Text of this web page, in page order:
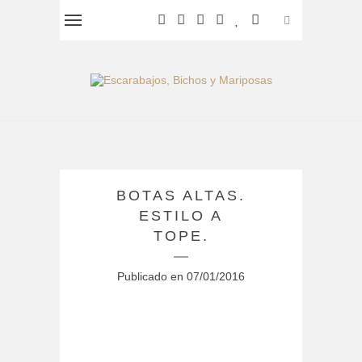
BOTAS ALTAS.
ESTILO A
TOPE.
Publicado en 07/01/2016